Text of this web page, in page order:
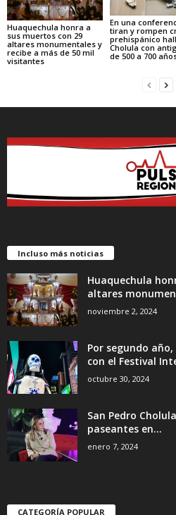
Huaquechula honra a
sus muertos con 29
altares monumentales y
recibe a más de 50 mil
visitantes
En una
tiran y rompen
prehispánico
Cholula con
de 500 a 700
Incluso más noticias
Huaquechula
altares
noviembre 2, 2024
Por segundo
con el Festival
octubre 30, 2024
San Pedro
paseantes en...
enero 7, 2024
CATEGORÍA POPULAR